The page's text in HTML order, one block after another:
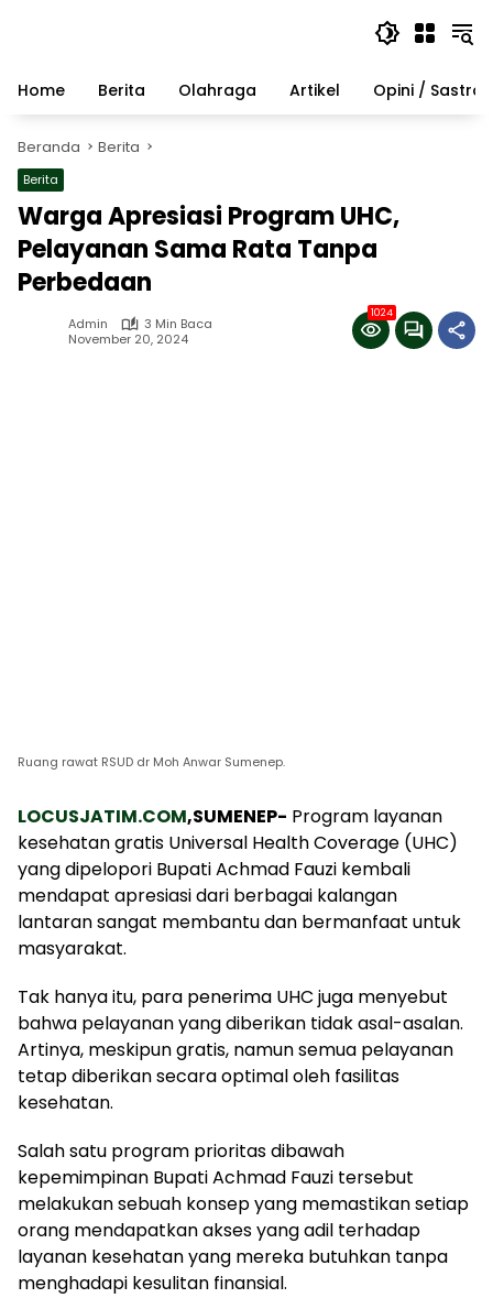
Home
Berita Olahraga Artikel Opini / Sastra
Beranda Berita
Berita
Warga Apresiasi Program UHC,
Pelayanan Sama Rata Tanpa
Perbedaan
Admin
3 Min Baca
November 20, 2024
1024
Ruang rawat RSUD dr Moh Anwar Sumenep.
LOCUSJATIM.COM,SUMENEP- Program layanan
kesehatan gratis Universal Health Coverage (UHC)
yang dipelopori Bupati Achmad Fauzi kembali
mendapat apresiasi dari berbagai kalangan
lantaran sangat membantu dan bermanfaat untuk
masyarakat.
Tak hanya itu, para penerima UHC juga menyebut
bahwa pelayanan yang diberikan tidak asal-asalan.
Artinya, meskipun gratis, namun semua pelayanan
tetap diberikan secara optimal oleh fasilitas
kesehatan.
Salah satu program prioritas dibawah
kepemimpinan Bupati Achmad Fauzi tersebut
melakukan sebuah konsep yang memastikan setiap
orang mendapatkan akses yang adil terhadap
layanan kesehatan yang mereka butuhkan tanpa
menghadapi kesulitan finansial.